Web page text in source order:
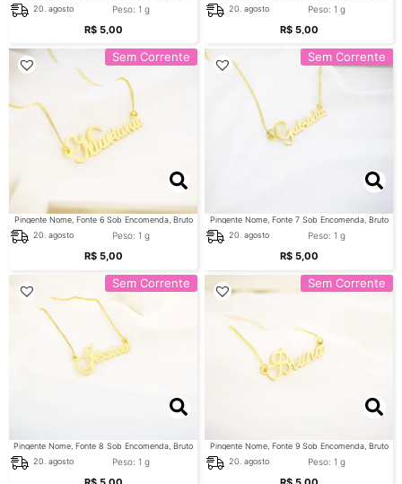
20. agosto
Peso: 1 g
R$5,00
20. agosto
Peso: 1 g
R$5,00
Sem Corrente
Pingente Nome, Fonte 6 Sob Encomenda, Bruto
20. agosto
Peso: 1 g
R$5,00
Sem Corrente
Pingente Nome, Fonte 7 Sob Encomenda, Bruto
20. agosto
Peso: 1 g
R$5,00
Sem Corrente
Pingente Nome, Fonte 8 Sob Encomenda, Bruto
20. agosto
Peso: 1 g
Sem Corrente
Pingente Nome, Fonte 9 Sob Encomenda, Bruto
20. agosto
Peso: 1 g